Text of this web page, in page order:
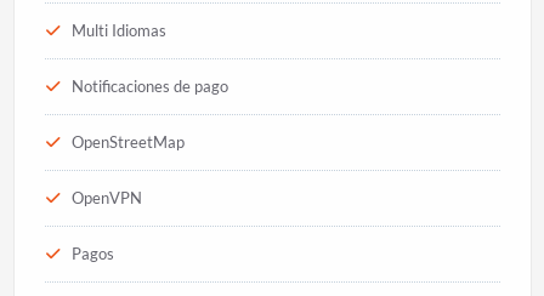
Multi Idiomas
Notificaciones de pago
OpenStreetMap
OpenVPN
Pagos